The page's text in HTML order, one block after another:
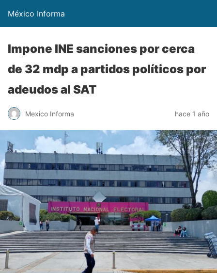
México Informa
Impone INE sanciones por cerca
de 32 mdp a partidos políticos por
adeudos al SAT
Mexico Informa hace 1 año